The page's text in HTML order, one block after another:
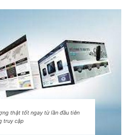
thật tốt ngay từ lần đầu tiên
truy cập